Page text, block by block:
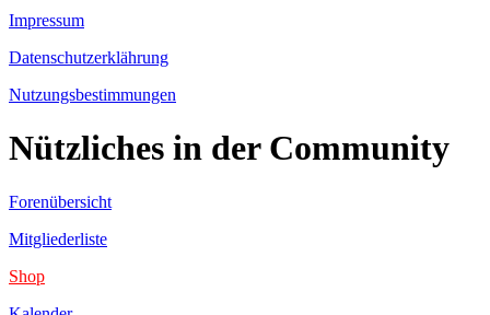
Impressum
Datenschutzerklährung
Nutzungsbestimmungen
Nützliches in der Community
Forenübersicht
Mitgliederliste
Shop